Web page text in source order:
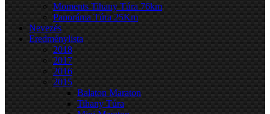
Moments Tihany Túra 76km
Panoráma Túra 25Km
Nevezés
Eredménylista
2018
2017
2016
2015
Balaton Maraton
Tihany Túra